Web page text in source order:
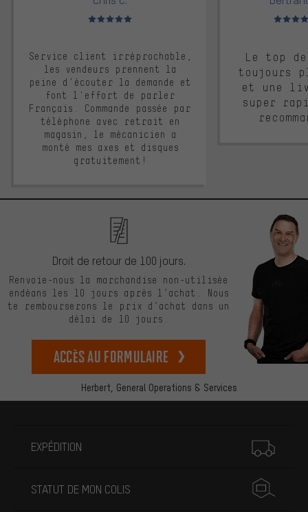
Note moyenne : 5 sur 5
Service client irréprochable,
les vendeurs prennent la
peine d'écouter la demande et
font l'effort de parler
Français. Commande passée par
téléphone avec retrait en
magasin, le mécanicien a
monté mes axes et disques
gratuitement!
Note
Le top
toujours
et une
super
Herbert, General Operations & Services
Droit de retour de 100 jours.
Renvoie-nous la marchandise non-utilisée
endéans les 10 jours après l’achat. Nous
te rembourserons le prix d’achat dans un
délai de 10 jours.
Accès au formulaire
EXPÉDITION
STATUT DE MON COLIS